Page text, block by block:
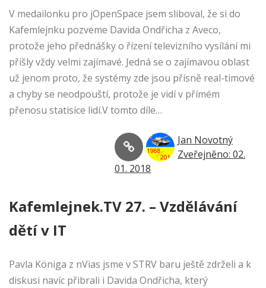
V medailonku pro jOpenSpace jsem sliboval, že si do
Kafemlejnku pozveme Davida Ondřicha z Aveco,
protože jeho přednášky o řízení televizního vysílání mi
přišly vždy velmi zajímavé. Jedná se o zajímavou oblast
už jenom proto, že systémy zde jsou přísně real-timové
a chyby se neodpouští, protože je vidí v přímém
přenosu statisíce lidí.V tomto díle…
Jan Novotný
Zveřejněno: 02.
01. 2018
Kafemlejnek.TV 27. – Vzdělávání
dětí v IT
Pavla Königa z nVias jsme v STRV baru ještě zdrželi a k
diskusi navíc přibrali i Davida Ondřicha, který